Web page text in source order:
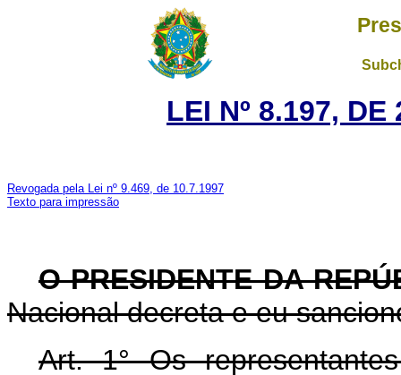
LEI Nº 8.197,
Revogada pela Lei nº 9.469, de 10.7.1997
Texto para impressão
O PRESIDENTE DA
Nacional decreta e eu
Art. 1° Os